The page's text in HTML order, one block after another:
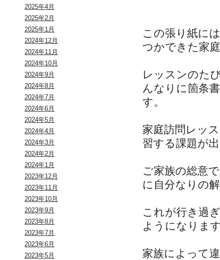
2025年4月
2025年2月
2025年1月
2024年12月
2024年11月
2024年10月
2024年9月
2024年8月
2024年7月
2024年6月
2024年5月
2024年4月
2024年3月
2024年2月
2024年1月
2023年12月
2023年11月
2023年10月
2023年9月
2023年8月
2023年7月
2023年6月
2023年5月
この張り紙に
つかできた家
レッスンのた
んなりに箇条
す。
家庭訪問レッ
習する課題が
ご家族の総意
に自分なりの
これが行き過
ようになりま
家族によって